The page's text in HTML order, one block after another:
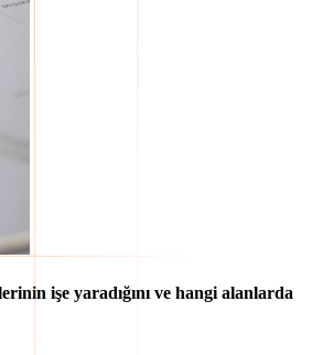
işe yaradığını ve hangi alanlarda